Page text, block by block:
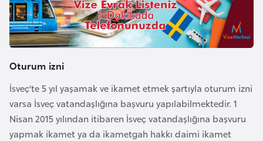
Oturum izni
İsveç’te 5 yıl yaşamak ve ikamet etmek şartıyla oturum izni
varsa İsveç vatandaşlığına başvuru yapılabilmektedir. 1
Nisan 2015 yılından itibaren İsveç vatandaşlığına başvuru
yapmak ikamet ya da ikametgah hakkı daimi ikamet
l
g
a
i
s
t
a
n